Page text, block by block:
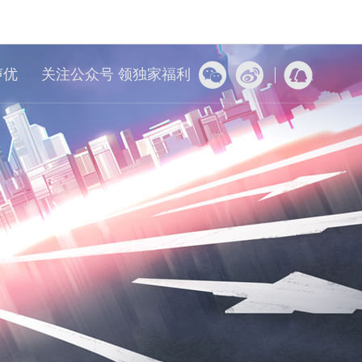
优 关注公众号 领独家福利